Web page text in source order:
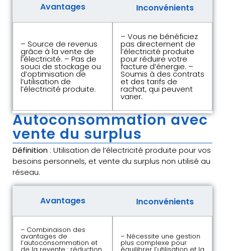
Avantages Inconvénients
– Source de revenus
grâce à la vente de
l’électricité. – Pas de
souci de stockage ou
d’optimisation de
l’utilisation de
l’électricité produite.
– Vous ne bénéficiez
pas directement de
l’électricité produite
pour réduire votre
facture d’énergie. –
Soumis à des contrats
et des tarifs de
rachat, qui peuvent
varier.
Autoconsommation avec
vente du surplus
Définition : Utilisation de l’électricité produite pour vos
besoins personnels, et vente du surplus non utilisé au
réseau.
Avantages Inconvénients
– Combinaison des
avantages de
l’autoconsommation et
– Nécessite une gestion
plus complexe pour